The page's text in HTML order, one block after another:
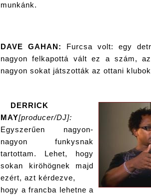
munkánk.
DAVE GAHAN:
Furcsa volt: egy
nagyon felkapottá vált ez a szám,
nagyon sokat játszották az ottani
DERRICK
MAY[producer/DJ]:
Egyszerűen nagyon-
nagyon funkysnak
tartottam. Lehet, hogy
sokan kiröhögnek majd
ezért, azt kérdezve,
hogy a francba lehetne a